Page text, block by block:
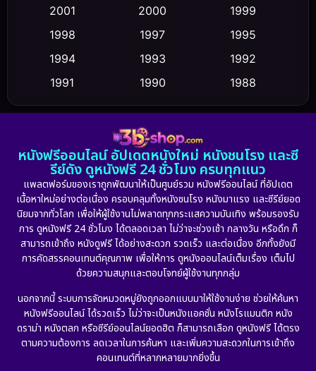
Culture (23)
Dance เต้น
Detective สืบสวน (5)
Detective สืบสวน (56)
Disaster (10)
Disney+ (23)
Drama ดราม่า (887)
Dystopian (17)
2001
2000
1999
1998
1997
1995
1994
1993
1992
1991
1990
1988
1986
1985
1983
1981
1974
1971 1962
หนังฟรีออนไลน์ อัปเดตหนังใหม่ หนังชนโรง และซี
รีย์ดัง ดูหนังฟรี 24 ชั่วโมง ครบทุกแนว
แพลตฟอร์มของเราถูกพัฒนาให้เป็นศูนย์รวม หนังฟรีออนไลน์ ที่อัปเดต
เนื้อหาใหม่อย่างต่อเนื่อง ครอบคลุมทั้งหนังชนโรง หนังมาแรง และซีรีย์ยอด
นิยมจากทั่วโลก เพื่อให้ผู้ใช้งานไม่พลาดทุกกระแสความบันเทิง พร้อมรองรับ
การ ดูหนังฟรี 24 ชั่วโมง ได้ตลอดเวลา ไม่ว่าจะช่วงเช้า กลางวัน หรือดึก ก็
สามารถเข้าถึง หนังดูฟรี ได้อย่างสะดวก รวดเร็ว และต่อเนื่อง อีกทั้งยังมี
การคัดสรรคอนเทนต์คุณภาพ เพื่อให้การ ดูหนังออนไลน์เต็มเรื่อง เต็มไป
ด้วยความสนุกและตอบโจทย์ผู้ใช้งานทุกกลุ่ม
นอกจากนี้ ระบบการจัดหมวดหมู่ยังถูกออกแบบมาให้ใช้งานง่าย ช่วยให้ค้นหา
หนังฟรีออนไลน์ ได้รวดเร็ว ไม่ว่าจะเป็นหนังแอคชั่น หนังโรแมนติก หนัง
ดราม่า หนังตลก หรือซีรีย์ออนไลน์ยอดฮิต ก็สามารถเลือก ดูหนังฟรี ได้ตรง
ตามความต้องการ ลดเวลาในการค้นหา และเพิ่มความสะดวกในการเข้าถึง
คอนเทนต์ที่หลากหลายมากยิ่งขึ้น